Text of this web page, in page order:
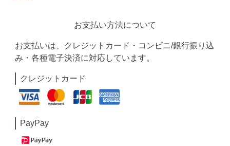
お支払い方法について
お支払いは、クレジットカード・コンビニ/銀行振り込
み・各種電子決済に対応しています。
クレジットカード
PayPay